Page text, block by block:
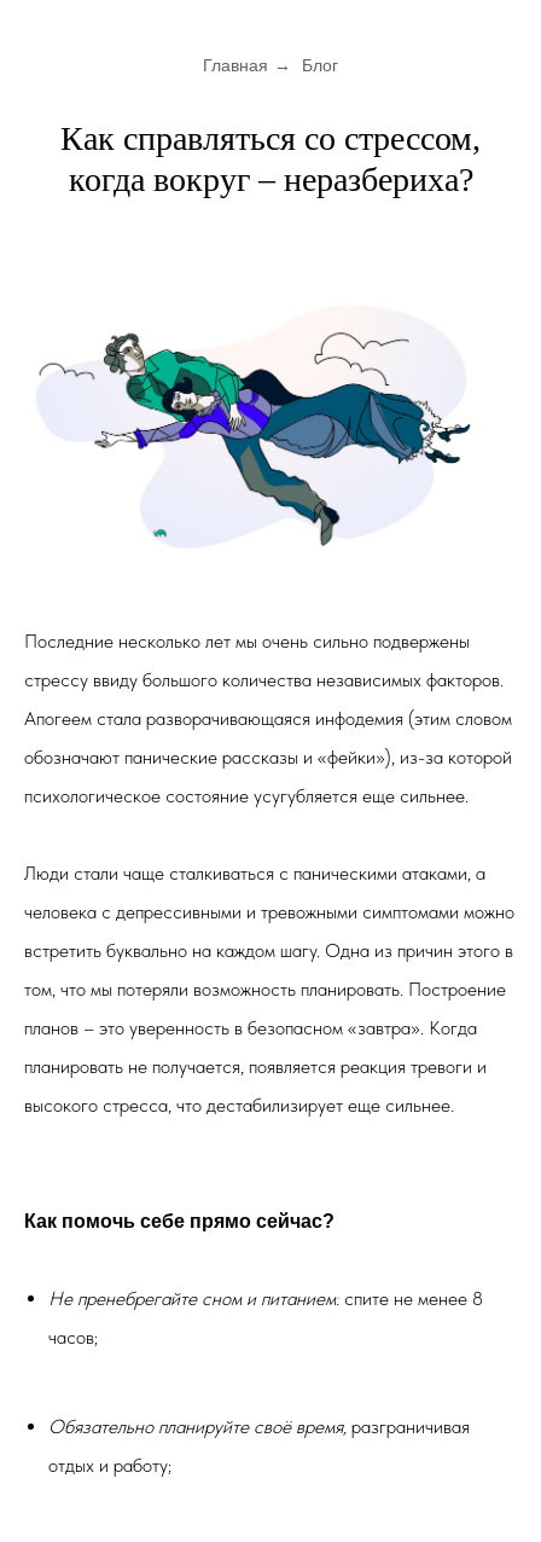
Главная → Блог
Как справляться со стрессом,
когда вокруг – неразбериха?
Последние несколько лет мы очень сильно подвержены
стрессу ввиду большого количества независимых факторов.
Апогеем стала разворачивающаяся инфодемия (этим словом
обозначают панические рассказы и «фейки»), из-за которой
психологическое состояние усугубляется еще сильнее.
Люди стали чаще сталкиваться с паническими атаками, а
человека с депрессивными и тревожными симптомами можно
встретить буквально на каждом шагу. Одна из причин этого в
том, что мы потеряли возможность планировать. Построение
планов – это уверенность в безопасном «завтра». Когда
планировать не получается, появляется реакция тревоги и
высокого стресса, что дестабилизирует еще сильнее.
Как помочь себе прямо сейчас?
Не пренебрегайте сном и питанием: спите не менее 8
часов;
Обязательно планируйте своё время, разграничивая
отдых и работу;